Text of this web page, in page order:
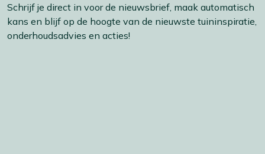
Schrijf je direct in voor de nieuwsbrief, maak automatisch
kans en blijf op de hoogte van de nieuwste tuininspiratie,
onderhoudsadvies en acties!